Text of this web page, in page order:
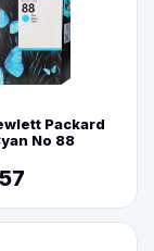
Packard
No 88